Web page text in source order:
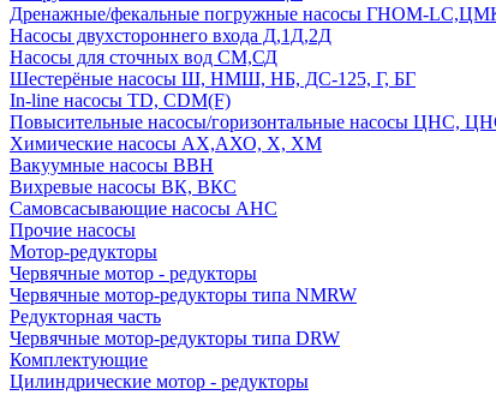
Дренажные/фекальные погружные насосы ГНОМ-
Насосы двухстороннего входа Д,1Д,2Д
Насосы для сточных вод СМ,СД
Шестерёные насосы Ш, НМШ, НБ, ДС-125, Г, БГ
In-line насосы TD, CDM(F)
Повысительные насосы/горизонтальные насосы ЦНС,
Химические насосы АХ,АХО, Х, ХМ
Вакуумные насосы ВВН
Вихревые насосы ВК, ВКС
Самовсасывающие насосы АНС
Прочие насосы
Мотор-редукторы
Червячные мотор - редукторы
Червячные мотор-редукторы типа NMRW
Редукторная часть
Червячные мотор-редукторы типа DRW
Комплектующие
Цилиндрические мотор - редукторы